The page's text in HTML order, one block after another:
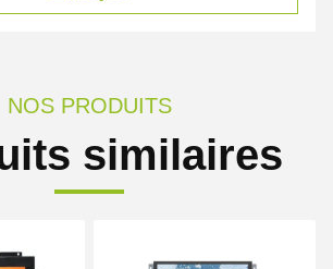
NOS PRODUITS
similaires